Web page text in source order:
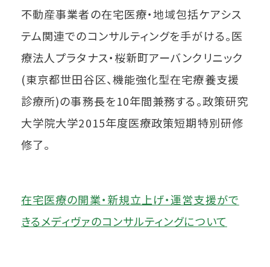
不動産事業者の在宅医療・地域包括ケアシス
テム関連でのコンサルティングを手がける。医
療法人プラタナス・桜新町アーバンクリニック
(東京都世田谷区、機能強化型在宅療養支援
診療所)の事務長を10年間兼務する。政策研究
大学院大学2015年度医療政策短期特別研修
修了。
在宅医療の開業・新規立上げ・運営支援がで
きるメディヴァのコンサルティングについて